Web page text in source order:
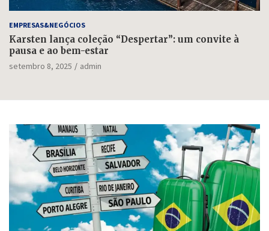
EMPRESAS&NEGÓCIOS
Karsten lança coleção “Despertar”: um convite à
pausa e ao bem-estar
setembro 8, 2025 admin